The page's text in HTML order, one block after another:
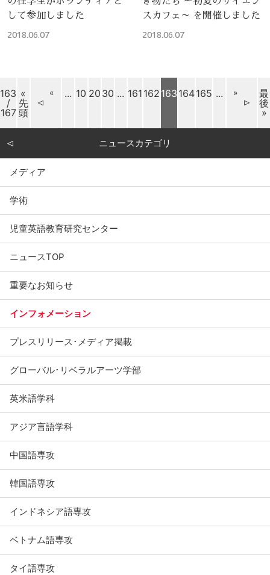
して参加しました
2018.06.07
スカフェ～ を開催しました
2018.06.07
163
/
167
«
先
頭
« ... 10 20 30 ... 161 162 163 164165 ... »
最
後
»
ニュースカテゴリ
メディア
学術
児童英語教育研究センター
ニュースTOP
重要なお知らせ
インフォメーション
プレスリリース･メディア掲載
グローバル･リベラルアーツ学部
英米語学科
アジア言語学科
中国語専攻
韓国語専攻
インドネシア語専攻
ベトナム語専攻
タイ語専攻